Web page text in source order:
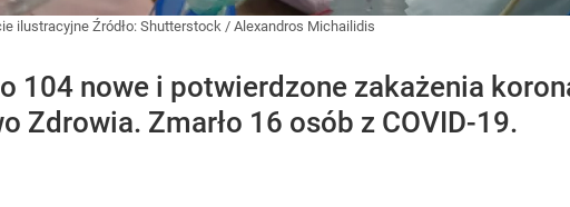
ilustracyjne Źródło: Shutterstock / Alexandros Michailidis
104 nowe i potwierdzone zakażenia
Zdrowia. Zmarło 16 osób z COVID-19.